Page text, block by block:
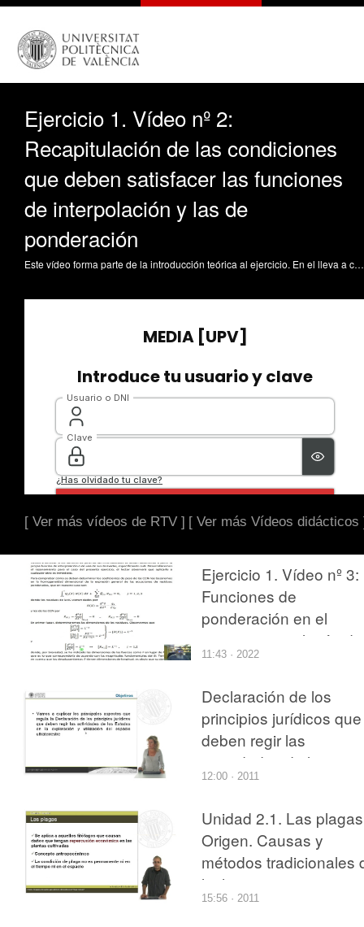
Ejercicio 1. Vídeo nº 2:
Recapitulación de las condiciones
que deben satisfacer las funciones
de interpolación y las de
ponderación
Este vídeo forma parte de la introducción teórica al ejercicio. En el lleva a cabo una recapitulación de las condiciones que deben satisfacer las funciones de interpolación y las de ponderación en los métodos de los residuos ponderados, de Petrov-Galerkin y de Bubnov-Galerkin.
[ Ver más vídeos de RTV ] [ Ver más Vídeos didácticos
Ejercicio 1. Vídeo nº 3:
Funciones de
ponderación en el
contorno, en el método
de Petrov-Galerkin,
determinar a partir de
funciones de
ponderación y cuándo
partir de sus
11:43 · 2022
Declaración de los
principios jurídicos que
deben regir las
actividades de los
Estados en la
del espacio
12:00 · 2011
Unidad 2.1. Las
Origen. Causas y
métodos tradicionales
lucha
15:56 · 2011